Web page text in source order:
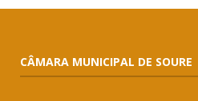
CÂMARA MUNICIPAL DE SOURE